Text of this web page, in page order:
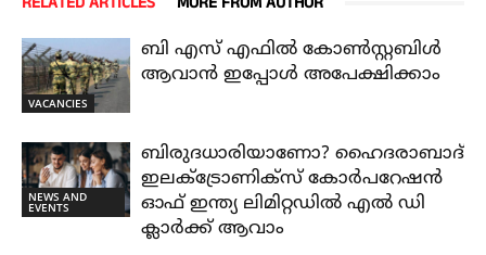
VACANCIES
ബി എസ് എഫിൽ കോൺസ്റ്റബിൾ
ആവാൻ ഇപ്പോൾ അപേക്ഷിക്കാം
NEWS AND
EVENTS
ബിരുദധാരിയാണോ? ഹൈദരാബാദ്
ഇലക്ട്രോണിക്സ് കോർപറേഷൻ
ഓഫ് ഇന്ത്യ ലിമിറ്റഡിൽ എൽ ഡി
ക്ലാർക്ക് ആവാം